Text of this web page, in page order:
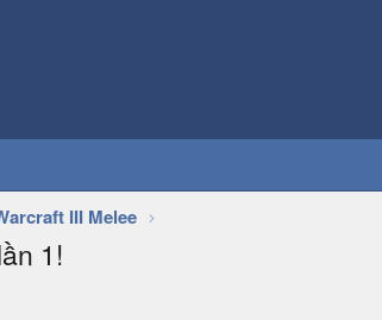
III Melee
1!